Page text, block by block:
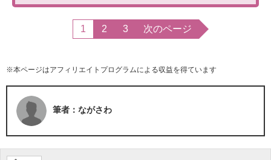
1 2 3 次のページ
※本ページはアフィリエイトプログラムによる収益を得ています
筆者：ながさわ